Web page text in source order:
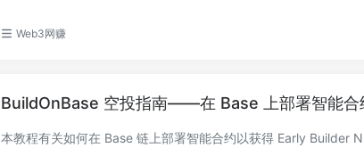
Web3网赚
BuildOnBase 空投指南——在 Base 上部署智能合
本教程有关如何在 Base 链上部署智能合约以获得 Early Builder